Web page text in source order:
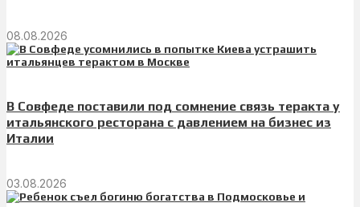
08.08.2026
В Совфеде поставили под сомнение связь теракта у
итальянского ресторана с давлением на бизнес из
Италии
03.08.2026